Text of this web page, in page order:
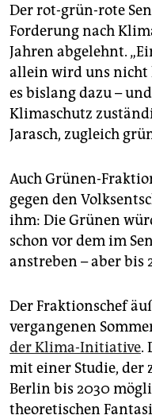
Der rot-grün-rote
Forderung nach
Jahren abgelehnt.
allein wird uns nicht
es bislang dazu –
Klimaschutz
Jarasch, zugleich
Auch Grünen-
gegen den
ihm: Die Grünen
schon vor dem im
anstreben – aber bis
Der Fraktionschef
vergangenen
der Klima-Initiative.
mit einer Studie,
Berlin bis 2030
theoretischen